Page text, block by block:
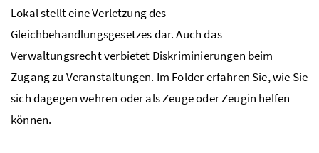
Lokal stellt eine Verletzung des
Gleichbehandlungsgesetzes dar. Auch das
Verwaltungsrecht verbietet Diskriminierungen beim
Zugang zu Veranstaltungen. Im Folder erfahren Sie, wie Sie
sich dagegen wehren oder als Zeuge oder Zeugin helfen
können.